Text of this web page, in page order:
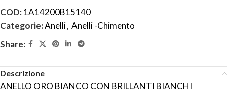
COD:1A14200B15140
Categorie:Anelli, Anelli -Chimento
Share:
Descrizione
ANELLO ORO BIANCO CON BRILLANTI BIANCHI